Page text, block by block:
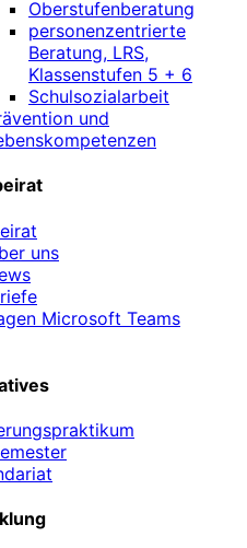
Oberstufenberatung
personenzentrierte
Beratung, LRS,
Klassenstufen 5 + 6
Schulsozialarbeit
und
uns
Microsoft Teams